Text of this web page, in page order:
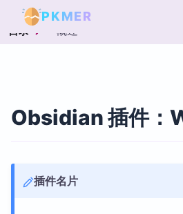
PKMER
目录 概述
Obsidian 插件：
插件名片